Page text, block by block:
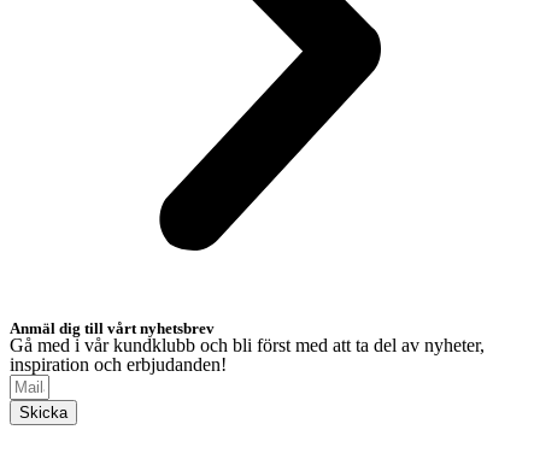
Anmäl dig till vårt nyhetsbrev
Gå med i vår kundklubb och bli först med att ta del av nyheter,
inspiration och erbjudanden!
Skicka